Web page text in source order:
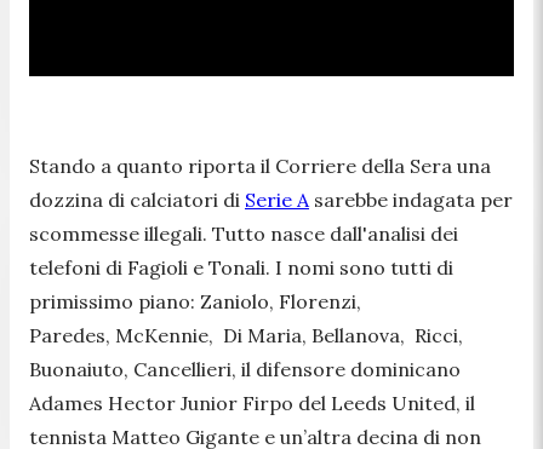
Stando a quanto riporta il Corriere della Sera una
dozzina di calciatori di Serie A sarebbe indagata per
scommesse illegali. Tutto nasce dall'analisi dei
telefoni di Fagioli e Tonali. I nomi sono tutti di
primissimo piano: Zaniolo, Florenzi,
Paredes, McKennie, Di Maria, Bellanova, Ricci,
Buonaiuto, Cancellieri, il difensore dominicano
Adames Hector Junior Firpo del Leeds United, il
tennista Matteo Gigante e un’altra decina di non